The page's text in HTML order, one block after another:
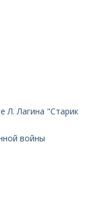
Л. Лагина "Старик
войны